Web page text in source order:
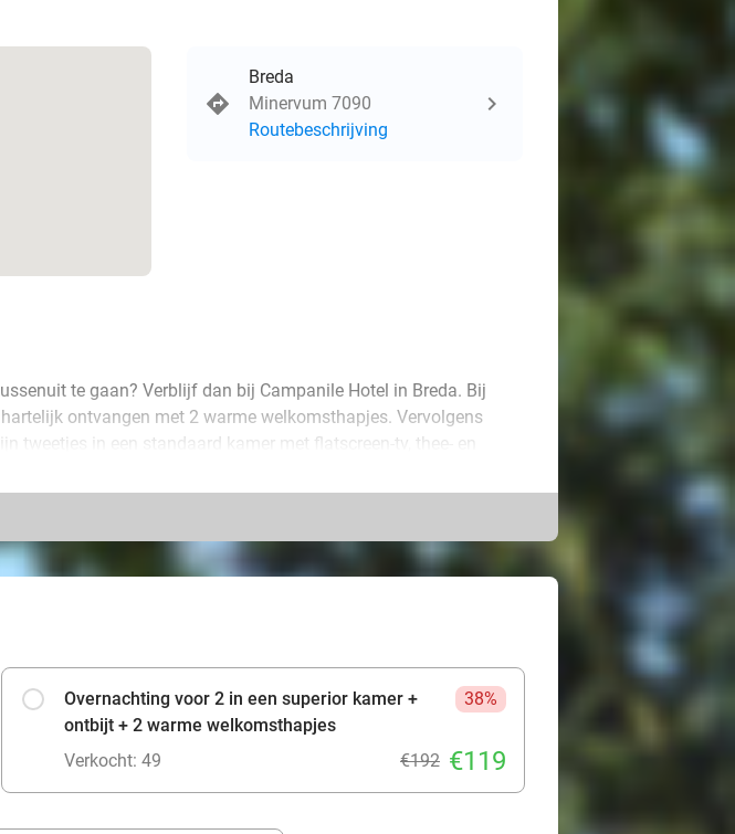
Breda
Minervum 7090
Routebeschrijving
te gaan? Verblijf dan bij Campanile Hotel in Breda. Bij
ontvangen met 2 warme welkomsthapjes. Vervolgens
tweetjes in een standaard kamer met flatscreen-tv, thee- en
extra kussens, een moderne badkamer, extra handdoeken, een
comfortabele werkplek.
van een uitgebreid ontbijt. Verken de mooie rustige omgeving
Overnachting voor 2 in een superior kamer +
ontbijt + 2 warme welkomsthapjes
38%
Verkocht: 49 €192 €119